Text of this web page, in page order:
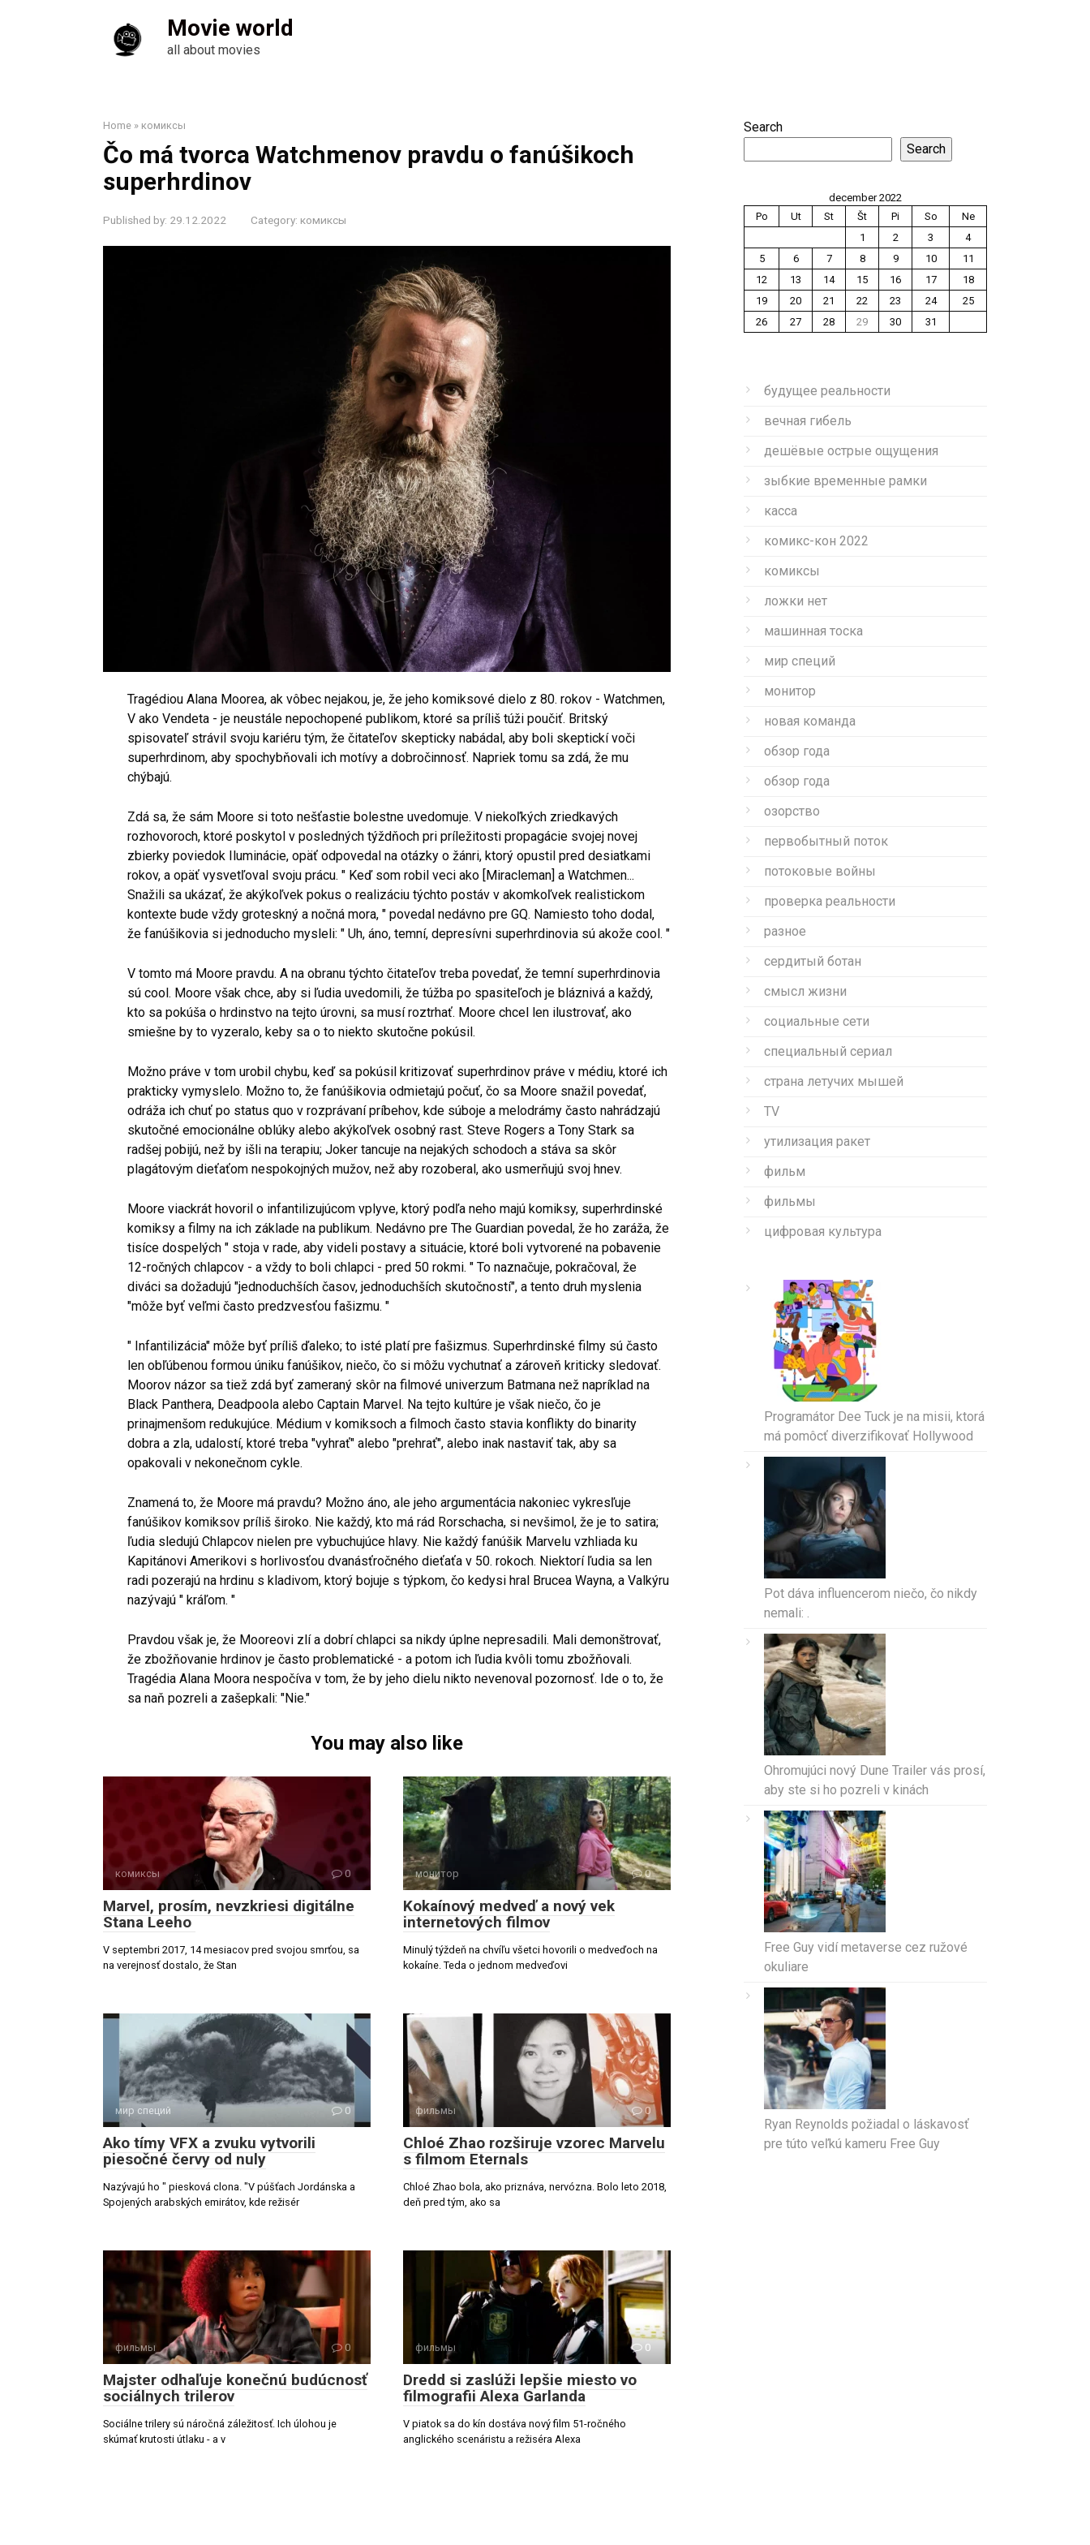
Movie world
all about movies
Home » комиксы
Čo má tvorca Watchmenov pravdu o fanúšikoch
superhrdinov
Published by: 29.12.2022 Category: комиксы
Tragédiou Alana Moorea, ak vôbec nejakou, je, že jeho komiksové dielo z 80. rokov - Watchmen,
V ako Vendeta - je neustále nepochopené publikom, ktoré sa príliš túži poučiť. Britský
spisovateľ strávil svoju kariéru tým, že čitateľov skepticky nabádal, aby boli skeptickí voči
superhrdinom, aby spochybňovali ich motívy a dobročinnosť. Napriek tomu sa zdá, že mu
chýbajú.
Zdá sa, že sám Moore si toto nešťastie bolestne uvedomuje. V niekoľkých zriedkavých
rozhovoroch, ktoré poskytol v posledných týždňoch pri príležitosti propagácie svojej novej
zbierky poviedok Iluminácie, opäť odpovedal na otázky o žánri, ktorý opustil pred desiatkami
rokov, a opäť vysvetľoval svoju prácu. " Keď som robil veci ako [Miracleman] a Watchmen...
Snažili sa ukázať, že akýkoľvek pokus o realizáciu týchto postáv v akomkoľvek realistickom
kontexte bude vždy groteskný a nočná mora, " povedal nedávno pre GQ. Namiesto toho dodal,
že fanúšikovia si jednoducho mysleli: " Uh, áno, temní, depresívni superhrdinovia sú akože cool. "
V tomto má Moore pravdu. A na obranu týchto čitateľov treba povedať, že temní superhrdinovia
sú cool. Moore však chce, aby si ľudia uvedomili, že túžba po spasiteľoch je bláznivá a každý,
kto sa pokúša o hrdinstvo na tejto úrovni, sa musí roztrhať. Moore chcel len ilustrovať, ako
smiešne by to vyzeralo, keby sa o to niekto skutočne pokúsil.
Možno práve v tom urobil chybu, keď sa pokúsil kritizovať superhrdinov práve v médiu, ktoré ich
prakticky vymyslelo. Možno to, že fanúšikovia odmietajú počuť, čo sa Moore snažil povedať,
odráža ich chuť po status quo v rozprávaní príbehov, kde súboje a melodrámy často nahrádzajú
skutočné emocionálne oblúky alebo akýkoľvek osobný rast. Steve Rogers a Tony Stark sa
radšej pobijú, než by išli na terapiu; Joker tancuje na nejakých schodoch a stáva sa skôr
plagátovým dieťaťom nespokojných mužov, než aby rozoberal, ako usmerňujú svoj hnev.
Moore viackrát hovoril o infantilizujúcom vplyve, ktorý podľa neho majú komiksy, superhrdinské
komiksy a filmy na ich základe na publikum. Nedávno pre The Guardian povedal, že ho zaráža, že
tisíce dospelých " stoja v rade, aby videli postavy a situácie, ktoré boli vytvorené na pobavenie
12-ročných chlapcov - a vždy to boli chlapci - pred 50 rokmi. " To naznačuje, pokračoval, že
diváci sa dožadujú "jednoduchších časov, jednoduchších skutočností", a tento druh myslenia
"môže byť veľmi často predzvesťou fašizmu. "
" Infantilizácia" môže byť príliš ďaleko; to isté platí pre fašizmus. Superhrdinské filmy sú často
len obľúbenou formou úniku fanúšikov, niečo, čo si môžu vychutnať a zároveň kriticky sledovať.
Moorov názor sa tiež zdá byť zameraný skôr na filmové univerzum Batmana než napríklad na
Black Panthera, Deadpoola alebo Captain Marvel. Na tejto kultúre je však niečo, čo je
prinajmenšom redukujúce. Médium v komiksoch a filmoch často stavia konflikty do binarity
dobra a zla, udalostí, ktoré treba "vyhrať" alebo "prehrať", alebo inak nastaviť tak, aby sa
opakovali v nekonečnom cykle.
Znamená to, že Moore má pravdu? Možno áno, ale jeho argumentácia nakoniec vykresľuje
fanúšikov komiksov príliš široko. Nie každý, kto má rád Rorschacha, si nevšimol, že je to satira;
ľudia sledujú Chlapcov nielen pre vybuchujúce hlavy. Nie každý fanúšik Marvelu vzhliada ku
Kapitánovi Amerikovi s horlivosťou dvanásťročného dieťaťa v 50. rokoch. Niektorí ľudia sa len
radi pozerajú na hrdinu s kladivom, ktorý bojuje s týpkom, čo kedysi hral Brucea Wayna, a Valkýru
nazývajú " kráľom. "
Pravdou však je, že Mooreovi zlí a dobrí chlapci sa nikdy úplne nepresadili. Mali demonštrovať,
že zbožňovanie hrdinov je často problematické - a potom ich ľudia kvôli tomu zbožňovali.
Tragédia Alana Moora nespočíva v tom, že by jeho dielu nikto nevenoval pozornosť. Ide o to, že
sa naň pozreli a zašepkali: "Nie."
You may also like
комиксы 0
Marvel, prosím, nevzkriesi digitálne
Stana Leeho
V septembri 2017, 14 mesiacov pred svojou smrťou, sa
na verejnosť dostalo, že Stan
монитор 0
Kokaínový medveď a nový vek
internetových filmov
Minulý týždeň na chvíľu všetci hovorili o medveďoch na
kokaíne. Teda o jednom medveďovi
мир специй 0
Ako tímy VFX a zvuku vytvorili
piesočné červy od nuly
Nazývajú ho " piesková clona. "V púšťach Jordánska a
Spojených arabských emirátov, kde režisér
фильмы 0
Chloé Zhao rozširuje vzorec Marvelu
s filmom Eternals
Chloé Zhao bola, ako priznáva, nervózna. Bolo leto 2018,
deň pred tým, ako sa
фильмы 0
Majster odhaľuje konečnú budúcnosť
sociálnych trilerov
Sociálne trilery sú náročná záležitosť. Ich úlohou je
skúmať krutosti útlaku - a v
фильмы 0
Dredd si zaslúži lepšie miesto vo
filmografii Alexa Garlanda
V piatok sa do kín dostáva nový film 51-ročného
anglického scenáristu a režiséra Alexa
Search
Search
december 2022
Po
Ut St Št Pi So
Ne
1
2 3
4
5
6 7 8 9 10
11
12
13 14 15 16 17
18
19
20 21 22 23 24
25
26
27 28 29 30 31
будущее реальности
вечная гибель
дешёвые острые ощущения
зыбкие временные рамки
касса
комикс-кон 2022
комиксы
ложки нет
машинная тоска
мир специй
монитор
новая команда
обзор года
обзор года
озорство
первобытный поток
потоковые войны
проверка реальности
разное
сердитый ботан
смысл жизни
социальные сети
специальный сериал
страна летучих мышей
TV
утилизация ракет
фильм
фильмы
цифровая культура
Programátor Dee Tuck je na misii, ktorá
má pomôcť diverzifikovať Hollywood
Pot dáva influencerom niečo, čo nikdy
nemali: .
Ohromujúci nový Dune Trailer vás prosí,
aby ste si ho pozreli v kinách
Free Guy vidí metaverse cez ružové
okuliare
Ryan Reynolds požiadal o láskavosť
pre túto veľkú kameru Free Guy